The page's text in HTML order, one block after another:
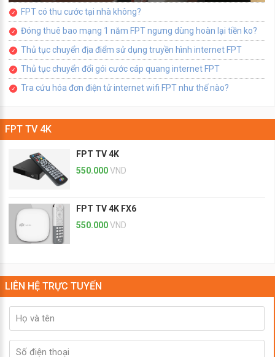
FPT có thu cước tại nhà không?
Đóng thuê bao mạng 1 năm FPT ngưng dùng hoàn lại tiền ko?
Thủ tục chuyển địa điểm sử dụng truyền hình internet FPT
Thủ tục chuyển đổi gói cước cáp quang internet FPT
Tra cứu hóa đơn điện tử internet wifi FPT như thế nào?
FPT TV 4K
FPT TV 4K
550.000VND
FPT TV 4K FX6
550.000VND
LIÊN HỆ TRỰC TUYẾN